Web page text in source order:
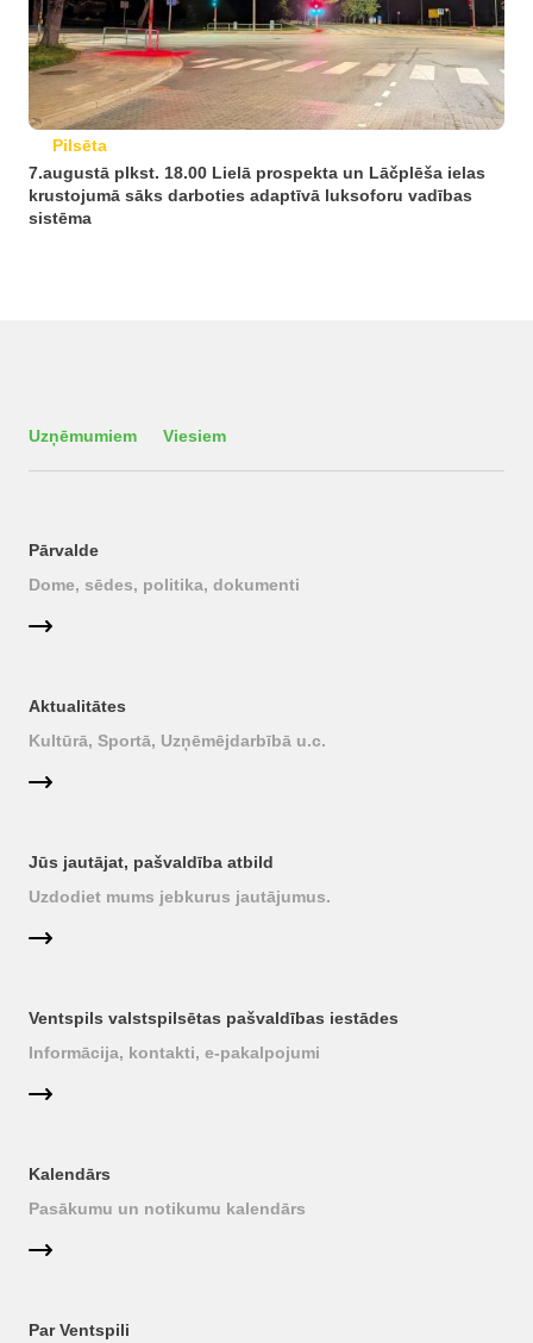
Pilsēta
7.augustā plkst. 18.00 Lielā prospekta un Lāčplēša ielas
krustojumā sāks darboties adaptīvā luksoforu vadības
sistēma
Uzņēmumiem Viesiem
Pārvalde
Dome, sēdes, politika, dokumenti
Aktualitātes
Kultūrā, Sportā, Uzņēmējdarbībā u.c.
Jūs jautājat, pašvaldība atbild
Uzdodiet mums jebkurus jautājumus.
Ventspils valstspilsētas pašvaldības iestādes
Informācija, kontakti, e-pakalpojumi
Kalendārs
Pasākumu un notikumu kalendārs
Par Ventspili